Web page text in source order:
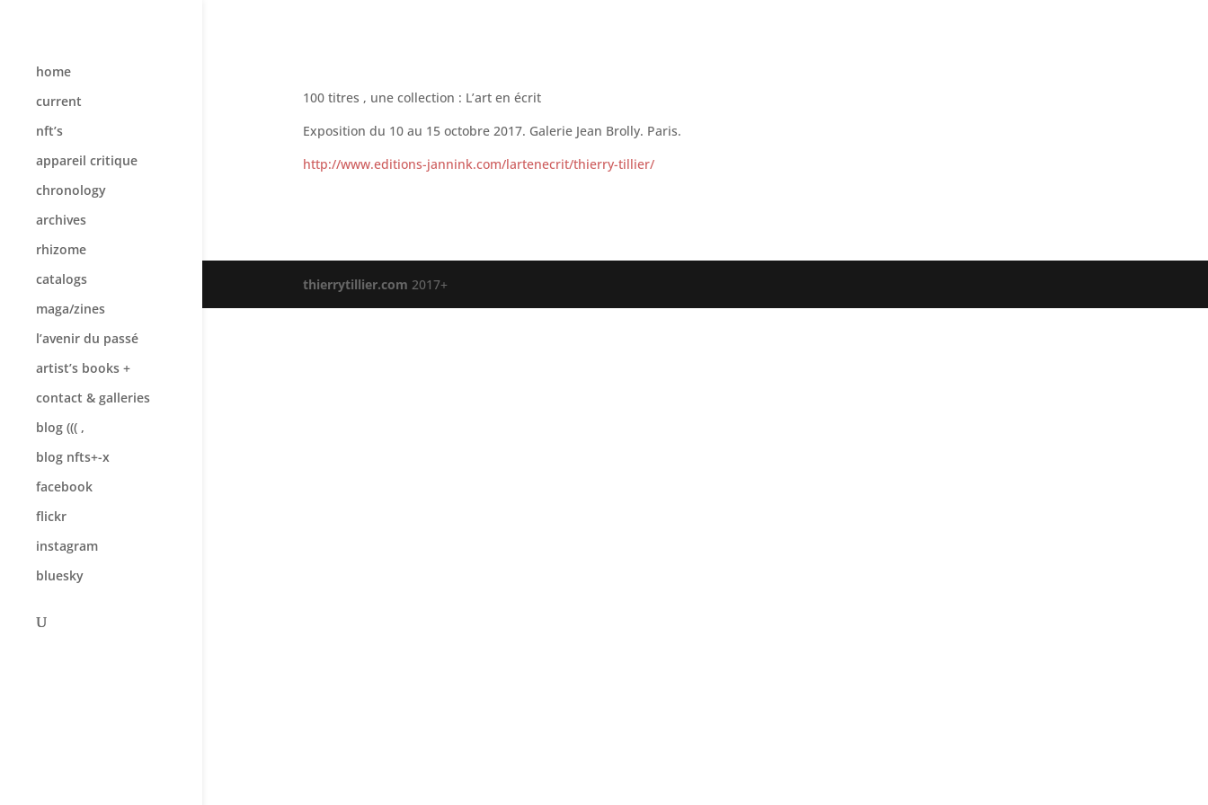
home
current
nft’s
appareil critique
chronology
archives
rhizome
catalogs
maga/zines
l’avenir du passé
artist’s books +
contact & galleries
blog ((( ,
blog nfts+-x
facebook
flickr
instagram
bluesky
100 titres , une collection : L’art en écrit
Exposition du 10 au 15 octobre 2017. Galerie Jean Brolly. Paris.
http://www.editions-jannink.com/lartenecrit/thierry-tillier/
thierrytillier.com 2017+